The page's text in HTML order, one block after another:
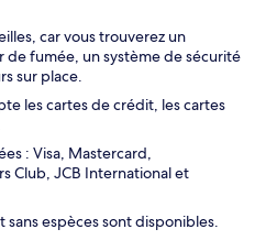
car vous trouverez un
fumée, un système de sécurité
sur place.
les cartes de crédit, les cartes
: Visa, Mastercard,
Club, JCB International et
sans espèces sont disponibles.